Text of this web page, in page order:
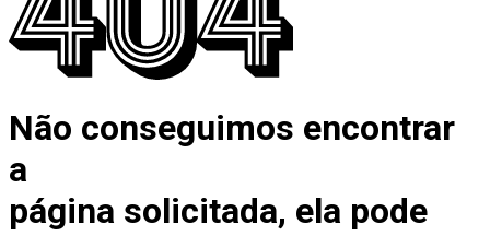
Não conseguimos encontrar
a
página solicitada, ela pode